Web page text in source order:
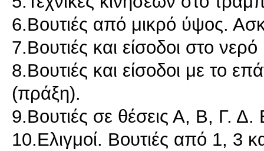
6.Βουτιές από μικρό ύψος.
7.Βουτιές και είσοδοι στο
8.Βουτιές και είσοδοι με το
(πράξη).
9.Βουτιές σε θέσεις Α, Β, Γ. Δ.
10.Ελιγμοί. Βουτιές από 1, 3